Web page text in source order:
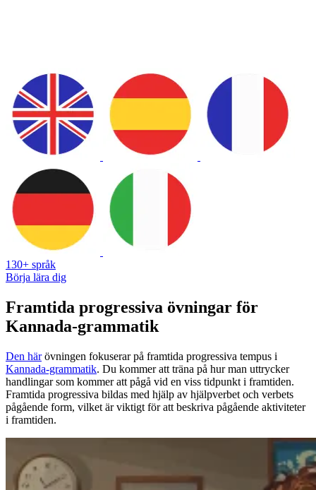
130+ språk
Börja lära dig
Framtida progressiva övningar för
Kannada-grammatik
Den härövningen fokuserar på framtida progressiva tempus i
Kannada-grammatik. Du kommer att träna på hur man uttrycker
handlingar som kommer att pågå vid en viss tidpunkt i framtiden.
Framtida progressiva bildas med hjälp av hjälpverbet och verbets
pågående form, vilket är viktigt för att beskriva pågående aktiviteter
i framtiden.